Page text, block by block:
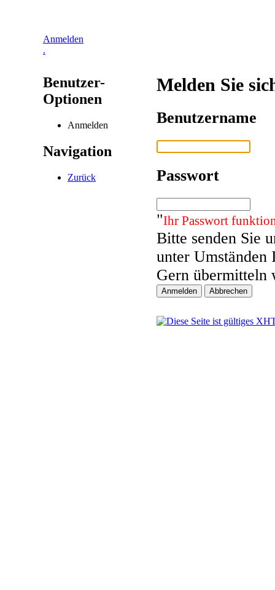
Anmelden
.
Benutzer-
Optionen
Anmelden
Navigation
Zurück
Melden Sie
Benutzername
Passwort
"Ihr Passwort
Bitte senden Sie
unter Umständen
Gern übermitteln